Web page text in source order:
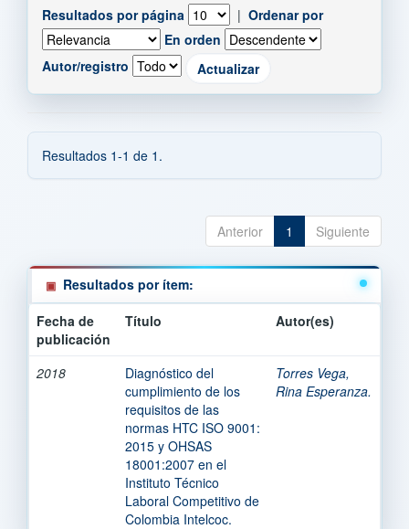
Resultados por página | Ordenar por
En orden
Autor/registro
Resultados 1-1 de 1.
Anterior 1 Siguiente
Resultados por ítem:
Fecha de
publicación
Título Autor(es)
2018
Diagnóstico del
cumplimiento de los
requisitos de las
normas HTC ISO 9001:
2015 y OHSAS
18001:2007 en el
Instituto Técnico
Laboral Competitivo de
Colombia Intelcoc.
Torres Vega,
Rina Esperanza.